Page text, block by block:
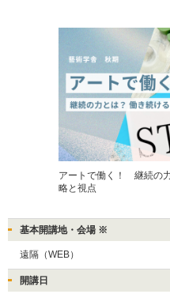
アートで働く！　継続の
略と視点
基本開講地・会場 ※
遠隔（WEB）
開講日